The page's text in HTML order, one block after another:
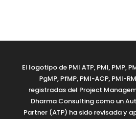
El logotipo de PMI ATP, PMI, PMP,
PgMP, PfMP, PMI-ACP, PMI-
registradas del Project
Dharma Consulting como un
Partner (ATP) ha sido revisada y